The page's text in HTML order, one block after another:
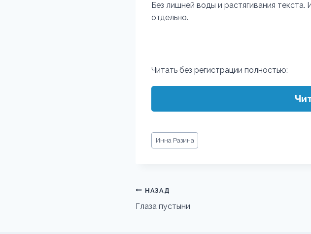
Без лишней воды и растягивания
отдельно.
Читать без регистрации полностью:
Метки
записи:
Инна Разина
Навигация
по
НАЗАД
Глаза пустыни